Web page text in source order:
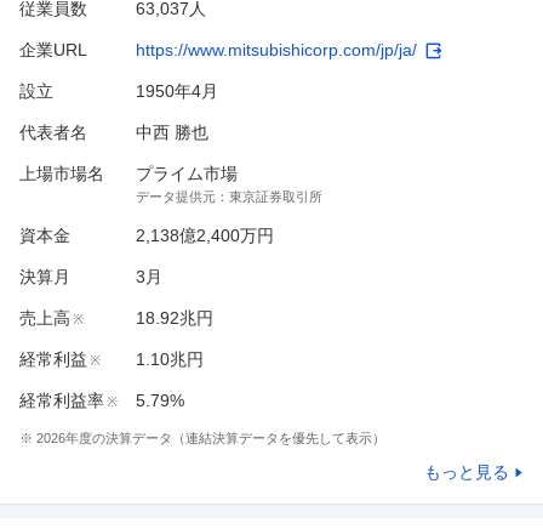
従業員数 63,037人
企業URL https://www.mitsubishicorp.com/jp/ja/
設立 1950年4月
代表者名 中西 勝也
上場市場名 プライム市場
データ提供元： 東京証券取引所
資本金 2,138億2,400万円
決算月 3 月
売上高 ※ 18.92兆円
経常利益 ※ 1.10兆円
経常利益率※ 5.79%
※ 2026年度の決算データ（連結決算データを優先して表示）
もっと見る